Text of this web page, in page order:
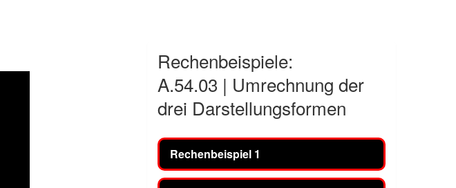
Rechenbeispiele:
A.54.03 | Umrechnung der
drei Darstellungsformen
Rechenbeispiel 1